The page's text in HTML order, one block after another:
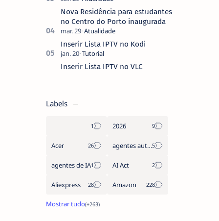
Nova Residência para estudantes
no Centro do Porto inaugurada
Inserir Lista IPTV no Kodi
Inserir Lista IPTV no VLC
Labels
2026
Acer agentes autónomos
agentes de IA AI Act
Aliexpress Amazon